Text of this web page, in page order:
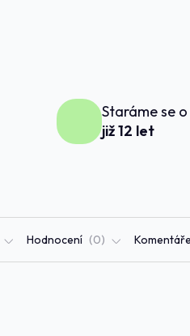
Staráme se
již 12 let
Hodnocení 0 Komentáře